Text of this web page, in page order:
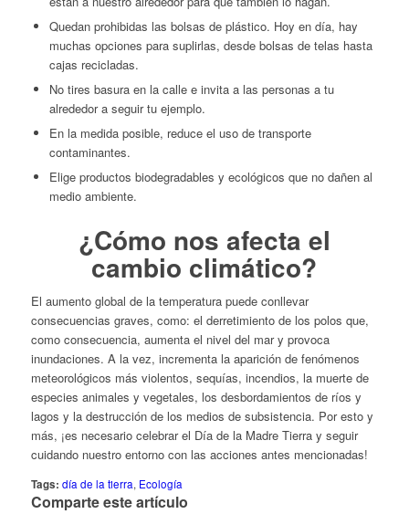
Quedan prohibidas las bolsas de plástico. Hoy en día, hay
muchas opciones para suplirlas, desde bolsas de telas hasta
cajas recicladas.
No tires basura en la calle e invita a las personas a tu
alrededor a seguir tu ejemplo.
En la medida posible, reduce el uso de transporte
contaminantes.
Elige productos biodegradables y ecológicos que no dañen al
medio ambiente.
¿Cómo nos afecta el
cambio climático?
El aumento global de la temperatura puede conllevar
consecuencias graves, como: el derretimiento de los polos que,
como consecuencia, aumenta el nivel del mar y provoca
inundaciones. A la vez, incrementa la aparición de fenómenos
meteorológicos más violentos, sequías, incendios, la muerte de
especies animales y vegetales, los desbordamientos de ríos y
lagos y la destrucción de los medios de subsistencia. Por esto y
más, ¡es necesario celebrar el Día de la Madre Tierra y seguir
cuidando nuestro entorno con las acciones antes mencionadas!
Tags: día de la tierra, Ecología
Comparte este artículo